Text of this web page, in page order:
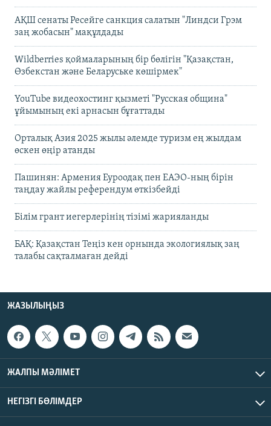
АҚШ сенаты Ресейге санкция салатын "Линдси Грэм
заң жобасын" мақұлдады
Wildberries қоймаларының бір бөлігін "Қазақстан,
Өзбекстан және Беларуське көшірмек"
YouTube видеохостинг қызметі "Русская община"
ұйымының екі арнасын бұғаттады
Орталық Азия 2025 жылы әлемде туризм ең жылдам
өскен өңір атанды
Пашинян: Армения Еуроодақ пен ЕАЭО-ның бірін
таңдау жайлы референдум өткізбейді
Білім грант иегерлерінің тізімі жарияланды
БАҚ: Қазақстан Теңіз кен орнында экологиялық заң
талабы сақталмаған дейді
ЖАЗЫЛЫҢЫЗ
ЖАЛПЫ МӘЛІМЕТ
НЕГІЗГІ БӨЛІМДЕР